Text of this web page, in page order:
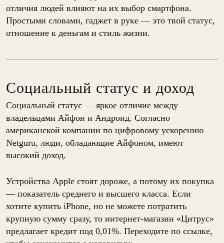
отличия людей влияют на их выбор смартфона.
Простыми словами, гаджет в руке — это твой статус,
отношение к деньгам и стиль жизни.
Социальный статус и доход
Социальный статус — яркое отличие между
владельцами Айфон и Андроид. Согласно
американской компании по цифровому ускорению
Netguru, люди, обладающие Айфоном, имеют
высокий доход.
Устройства Apple стоят дороже, а потому их покупка
— показатель среднего и высшего класса. Если
хотите купить iPhone, но не можете потратить
крупную сумму сразу, то интернет-магазин «Цитрус»
предлагает кредит под 0,01%. Переходите по ссылке,